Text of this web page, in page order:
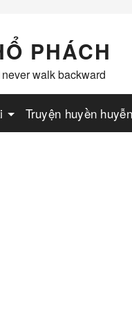
PHÁCH
walk backward
Truyện huyền huyễn